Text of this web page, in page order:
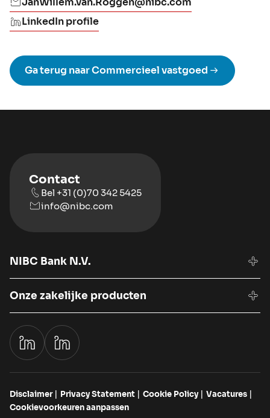
LinkedIn profile
Ga terug naar Commercieel vastgoed
Contact
Bel +31 (0)70 342 5425
info@nibc.com
NIBC Bank N.V.
Onze zakelijke producten
Disclaimer Privacy Statement Cookie Policy
Vacatures
Cookievoorkeuren aanpassen